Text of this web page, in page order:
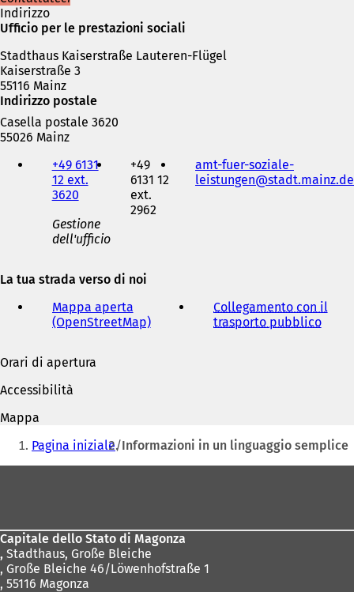
Indirizzo
Ufficio per le prestazioni sociali
Stadthaus Kaiserstraße Lauteren-Flügel
Kaiserstraße 3
55116 Mainz
Indirizzo postale
Casella postale 3620
55026 Mainz
+49 6131
12 ext.
3620
Gestione
dell'ufficio
+49
6131 12
ext.
2962
amt-fuer-soziale-
leistungen
stadt.mainz de
La tua strada verso di noi
Mappa aperta
(OpenStreetMap)(
n
o
v
a
s
Collegamento con il
trasporto pubblico(
n
u
o
Orari di apertura
Accessibilità
Mappa
Siete
qui:
Pagina iniziale Informazioni in un linguaggio semplice
Capitale dello Stato di Magonza
, Stadthaus, Große Bleiche
, Große Bleiche 46/Löwenhofstraße 1
, 55116 Magonza